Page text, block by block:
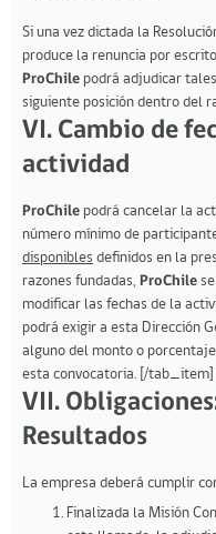
Si una vez dictada la
produce la renuncia por
ProChile podrá adjudicar
siguiente posición dentro del
VI. Cambio de
actividad
ProChile podrá cancelar la
número mínimo de
disponibles definidos en la
razones fundadas, ProChile
modificar las fechas de la
podrá exigir a esta Dirección
alguno del monto o
esta convocatoria. [/
VII.
Resultados
La empresa deberá cumplir
Finalizada la Misión